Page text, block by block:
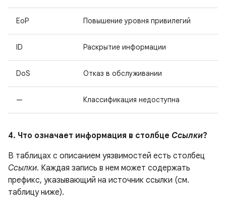
EoP Повышение уровня привилегий
ID Раскрытие информации
DoS Отказ в обслуживании
— Классификация недоступна
4. Что означает информация в столбце Ссылки?
В таблицах с описанием уязвимостей есть столбец
Ссылки. Каждая запись в нем может содержать
префикс, указывающий на источник ссылки (см.
таблицу ниже).